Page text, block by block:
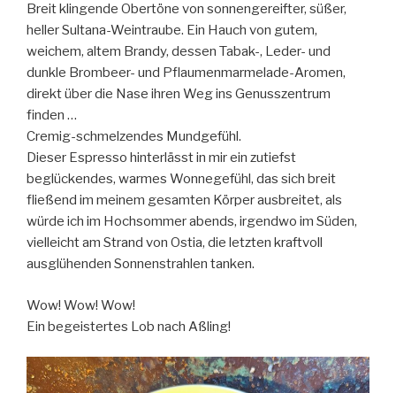
Breit klingende Obertöne von sonnengereifter, süßer,
heller Sultana-Weintraube. Ein Hauch von gutem,
weichem, altem Brandy, dessen Tabak-, Leder- und
dunkle Brombeer- und Pflaumenmarmelade-Aromen,
direkt über die Nase ihren Weg ins Genusszentrum
finden …
Cremig-schmelzendes Mundgefühl.
Dieser Espresso hinterlässt in mir ein zutiefst
beglückendes, warmes Wonnegefühl, das sich breit
fließend im meinem gesamten Körper ausbreitet, als
würde ich im Hochsommer abends, irgendwo im Süden,
vielleicht am Strand von Ostia, die letzten kraftvoll
ausglühenden Sonnenstrahlen tanken.
Wow! Wow! Wow!
Ein begeistertes Lob nach Aßling!